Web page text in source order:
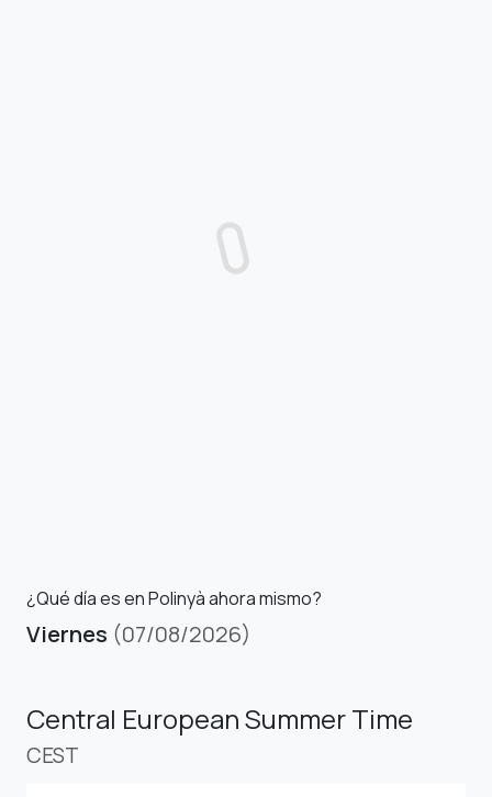
¿Qué día es en Polinyà ahora mismo?
Viernes (07/08/2026)
Central European Summer Time
CEST